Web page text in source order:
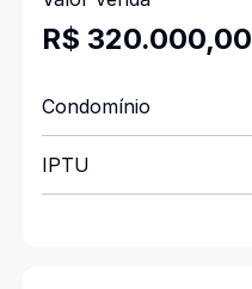
R$ 320.000,00
Condomínio
IPTU